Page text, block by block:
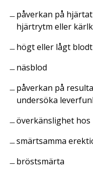
påverkan på
hjärtrytm eller
högt eller lågt
näsblod
påverkan på
undersöka
överkänslighet
smärtsamma
bröstsmärta